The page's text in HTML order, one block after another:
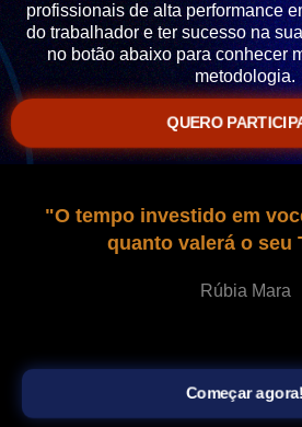
profissionais de alta performance
do trabalhador e ter sucesso na
no botão abaixo para conhecer
metodologia.
QUERO
"O tempo investido em
quanto valerá o seu
Rúbia Mara
Começar agora!